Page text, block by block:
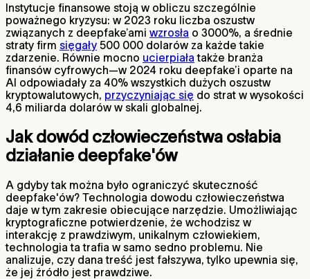
Instytucje finansowe stoją w obliczu szczególnie
poważnego kryzysu: w 2023 roku liczba oszustw
związanych z deepfake’ami wzrosła o 3000%, a średnie
straty firm sięgały 500 000 dolarów za każde takie
zdarzenie. Równie mocno ucierpiała także branża
finansów cyfrowych—w 2024 roku deepfake’i oparte na
AI odpowiadały za 40% wszystkich dużych oszustw
kryptowalutowych, przyczyniając się do strat w wysokości
4,6 miliarda dolarów w skali globalnej.
Jak dowód człowieczeństwa osłabia
działanie deepfake'ów
A gdyby tak można było ograniczyć skuteczność
deepfake'ów? Technologia dowodu człowieczeństwa
daje w tym zakresie obiecujące narzędzie. Umożliwiając
kryptograficzne potwierdzenie, że wchodzisz w
interakcję z prawdziwym, unikalnym człowiekiem,
technologia ta trafia w samo sedno problemu. Nie
analizuje, czy dana treść jest fałszywa, tylko upewnia się,
że jej źródło jest prawdziwe.